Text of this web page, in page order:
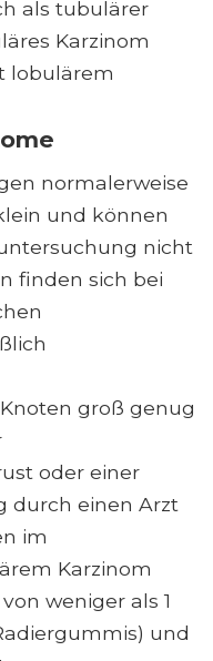
als tubulärer
Karzinom
lobulärem
normalerweise
und können
nicht
finden sich bei
groß genug
oder einer
durch einen Arzt
im
Karzinom
weniger als 1
und